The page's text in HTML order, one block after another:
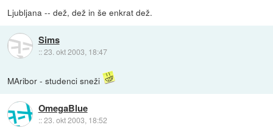
Ljubljana -- dež, dež in še enkrat dež.
Sims
::23. okt 2003, 18:47
MAribor - studenci sneži
OmegaBlue
::23. okt 2003, 18:52